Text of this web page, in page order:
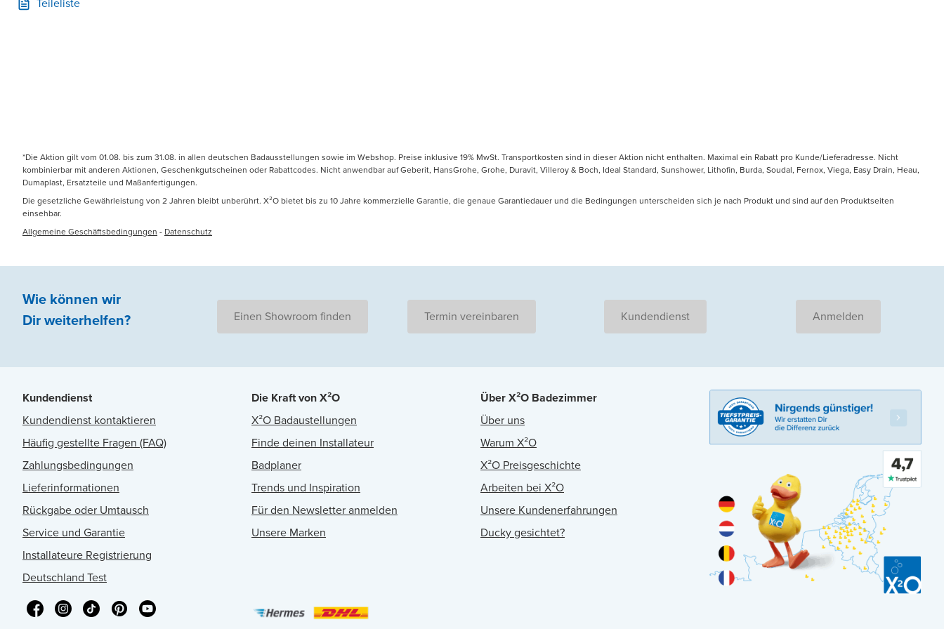
Teileliste
*Die Aktion gilt vom 01.08. bis zum 31.08. in allen deutschen Badausstellungen sowie im Webshop. Preise inklusive 19% MwSt. Transportkosten sind in dieser Aktion nicht enthalten. Maximal ein Rabatt pro Kunde/Lieferadresse. Nicht
kombinierbar mit anderen Aktionen, Geschenkgutscheinen oder Rabattcodes. Nicht anwendbar auf Geberit, HansGrohe, Grohe, Duravit, Villeroy & Boch, Ideal Standard, Sunshower, Lithofin, Burda, Soudal, Fernox, Viega, Easy Drain, Heau,
Dumaplast, Ersatzteile und Maßanfertigungen.
Die gesetzliche Gewährleistung von 2 Jahren bleibt unberührt. X²O bietet bis zu 10 Jahre kommerzielle Garantie, die genaue Garantiedauer und die Bedingungen unterscheiden sich je nach Produkt und sind auf den Produktseiten
einsehbar.
Allgemeine Geschäftsbedingungen - Datenschutz
Wie können wir
Dir weiterhelfen? Einen Showroom finden Termin vereinbaren Kundendienst Anmelden
Kundendienst
Kundendienst kontaktieren
Häufig gestellte Fragen (FAQ)
Zahlungsbedingungen
Lieferinformationen
Rückgabe oder Umtausch
Service und Garantie
Installateure Registrierung
Deutschland Test
Die Kraft von X²O
X²O Badaustellungen
Finde deinen Installateur
Badplaner
Trends und Inspiration
Für den Newsletter anmelden
Unsere Marken
Über X²O Badezimmer
Über uns
Warum X²O
X²O Preisgeschichte
Arbeiten bei X²O
Unsere Kundenerfahrungen
Ducky gesichtet?